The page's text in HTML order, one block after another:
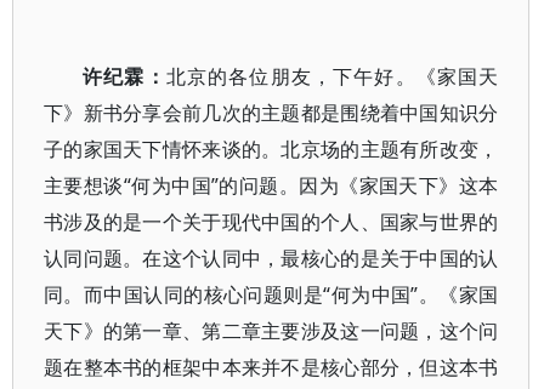
许纪霖： 北京的各位朋友，下午好。《家国天
下》新书分享会前几次的主题都是围绕着中国知识分
子的家国天下情怀来谈的。北京场的主题有所改变，
主要想谈“何为中国”的问题。因为《家国天下》这本
书涉及的是一个关于现代中国的个人、国家与世界的
认同问题。在这个认同中，最核心的是关于中国的认
同。而中国认同的核心问题则是“何为中国”。《家国
天下》的第一章、第二章主要涉及这一问题，这个问
题在整本书的框架中本来并不是核心部分，但这本书